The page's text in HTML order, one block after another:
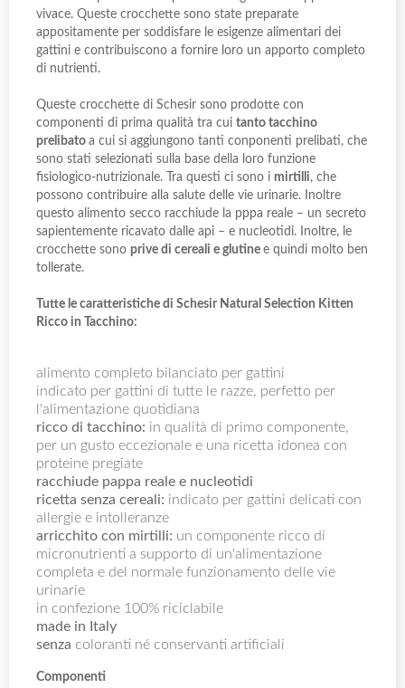
vivace. Queste crocchette sono state preparate
appositamente per soddisfare le esigenze alimentari dei
gattini e contribuiscono a fornire loro un apporto completo
di nutrienti.
Queste crocchette di Schesir sono prodotte con
componenti di prima qualità tra cui tanto tacchino
prelibato a cui si aggiungono tanti conponenti prelibati, che
sono stati selezionati sulla base della loro funzione
fisiologico-nutrizionale. Tra questi ci sono i mirtilli, che
possono contribuire alla salute delle vie urinarie. Inoltre
questo alimento secco racchiude la pppa reale – un secreto
sapientemente ricavato dalle api – e nucleotidi. Inoltre, le
crocchette sono prive di cereali e glutine e quindi molto ben
tollerate.
Tutte le caratteristiche di Schesir Natural Selection Kitten
Ricco in Tacchino:
alimento completo bilanciato per gattini
indicato per gattini di tutte le razze, perfetto per
l'alimentazione quotidiana
ricco di tacchino: in qualità di primo componente,
per un gusto eccezionale e una ricetta idonea con
proteine pregiate
racchiude pappa reale e nucleotidi
ricetta senza cereali: indicato per gattini delicati con
allergie e intolleranze
arricchito con mirtilli: un componente ricco di
micronutrienti a supporto di un'alimentazione
completa e del normale funzionamento delle vie
urinarie
in confezione 100% riciclabile
made in Italy
senza coloranti né conservanti artificiali
Componenti